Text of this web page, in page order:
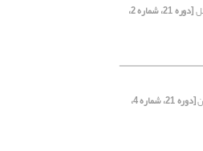
[دوره 21، شماره 2،
[دوره 21، شماره 4،